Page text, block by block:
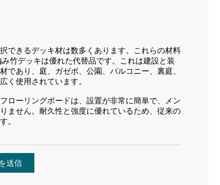
できるデッキ材は数多くあります。これらの材料
竹デッキは優れた代替品です。これは建設と装
であり、庭、ガゼボ、公園、バルコニー、裏庭、
く使用されています。
ローリングボードは、設置が非常に簡単で、メン
ません。耐久性と強度に優れているため、従来の
。
送信